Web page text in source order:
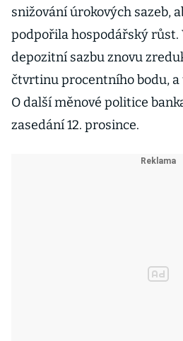
snižování úrokových sazeb,
podpořila hospodářský růst.
depozitní sazbu znovu
čtvrtinu procentního bodu, a
O další měnové politice
zasedání 12. prosince.